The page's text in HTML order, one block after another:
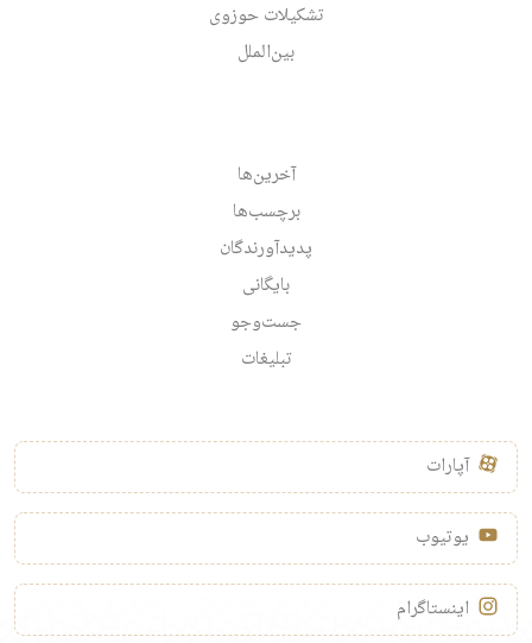
تشکیلات حوزوی
بین‌الملل
آخرین‌ها
برچسب‌ها
پدیدآورندگان
بایگانی
جست‌وجو
تبلیغات
آپارات
یوتیوب
اینستاگرام